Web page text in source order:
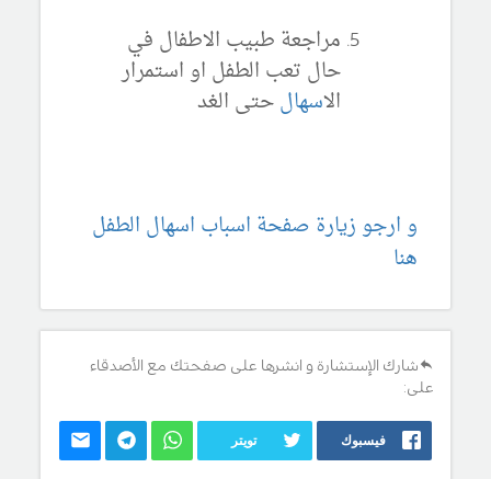
مراجعة طبيب الاطفال في
حال تعب الطفل او استمرار
الاسهالحتى الغد
و ارجو زيارة صفحة اسباب اسهال الطفل
هنا
شارك الإستشارة و انشرها على صفحتك مع الأصدقاء
على:
فيسبوك تويتر